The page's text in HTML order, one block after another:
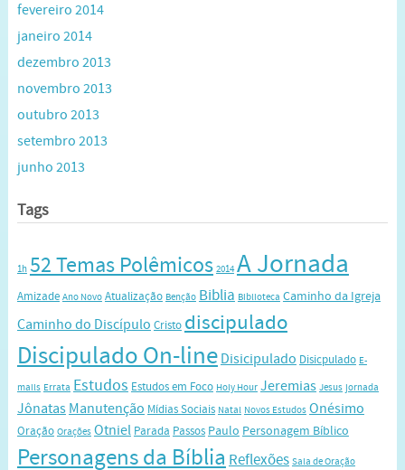
fevereiro 2014
janeiro 2014
dezembro 2013
novembro 2013
outubro 2013
setembro 2013
junho 2013
Tags
1h 52 Temas Polêmicos 2014 A Jornada
Amizade Ano Novo Atualização Benção Biblia Biblioteca Caminho da Igreja
Caminho do Discípulo Cristo discipulado
Discipulado On-line Disicipulado Disicpulado E-
mails Errata Estudos Estudos em Foco Holy Hour Jeremias Jesus jornada
Jônatas Manutenção Mídias Sociais Natal Novos Estudos Onésimo
Oração Orações Otniel Parada Passos Paulo Personagem Bíblico
Personagens da Bíblia Reflexões Sala de Oração